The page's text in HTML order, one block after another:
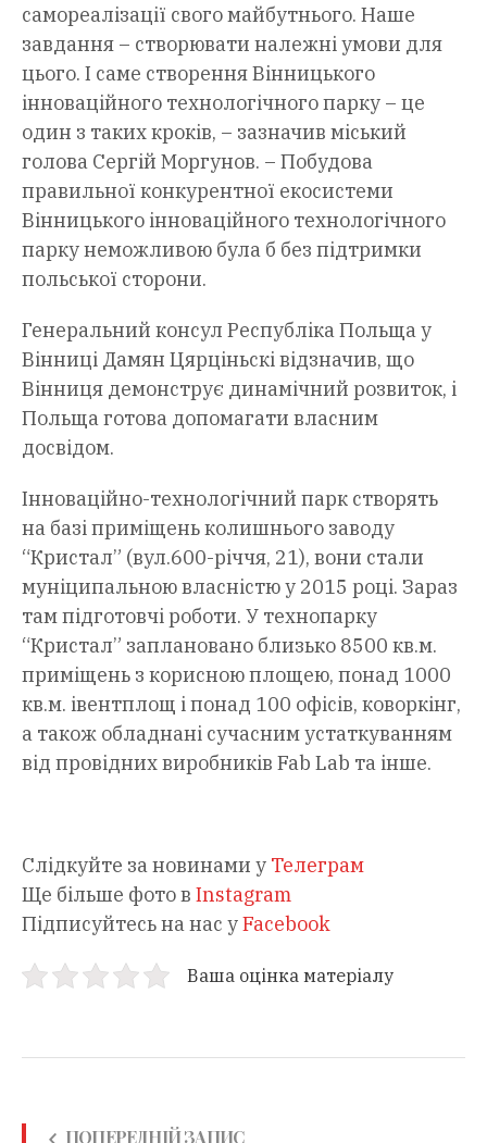
самореалізації свого майбутнього. Наше
завдання – створювати належні умови для
цього. І саме створення Вінницького
інноваційного технологічного парку – це
один з таких кроків, – зазначив міський
голова Сергій Моргунов. – Побудова
правильної конкурентної екосистеми
Вінницького інноваційного технологічного
парку неможливою була б без підтримки
польської сторони.
Генеральний консул Республіка Польща у
Вінниці Дамян Цярціньскі відзначив, що
Вінниця демонструє динамічний розвиток, і
Польща готова допомагати власним
досвідом.
Інноваційно-технологічний парк створять
на базі приміщень колишнього заводу
“Кристал” (вул.600-річчя, 21), вони стали
муніципальною власністю у 2015 році. Зараз
там підготовчі роботи. У технопарку
“Кристал” заплановано близько 8500 кв.м.
приміщень з корисною площею, понад 1000
кв.м. івентплощ і понад 100 офісів, коворкінг,
а також обладнані сучасним устаткуванням
від провідних виробників Fab Lab та інше.
Слідкуйте за новинами у Телеграм
Ще більше фото в Instagram
Підписуйтесь на нас уFacebook
Ваша оцінка матеріалу
ПОПЕРЕДНІЙ ЗАПИС